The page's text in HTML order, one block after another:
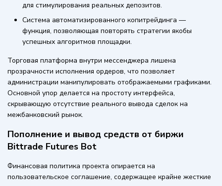
для стимулирования реальных депозитов.
Система автоматизированного копитрейдинга —
функция, позволяющая повторять стратегии якобы
успешных алгоритмов площадки.
Торговая платформа внутри мессенджера лишена
прозрачности исполнения ордеров, что позволяет
администрации манипулировать отображаемыми графиками.
Основной упор делается на простоту интерфейса,
скрывающую отсутствие реального вывода сделок на
межбанковский рынок.
Пополнение и вывод средств от биржи
Bittrade Futures Bot
Финансовая политика проекта опирается на
пользовательское соглашение, содержащее крайне жесткие